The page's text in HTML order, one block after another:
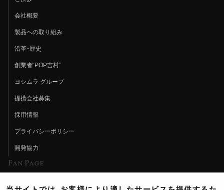
会社概要
製品への取り組み
沿革・歴史
創業者“POP吉村”
ヨシムラ グループ
提携会社募集
採用情報
プライバシーポリシー
開発協力
Fan Page